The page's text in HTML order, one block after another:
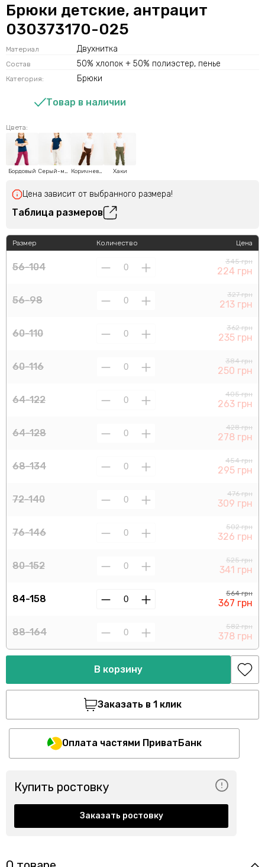
Брюки детские, антрацит
030373170-025
Материал Двухнитка
Состав 50% хлопок + 50% полиэстер, пенье
Категория: Брюки
Товар в наличии
Цвета:
Бордовый Серый-меланж Коричневый Хаки
Цена зависит от выбранного размера!
Таблица размеров
Размер
56-104
56-98
60-110
60-116
64-122
64-128
68-134
72-140
76-146
80-152
84-158
88-164
Количество Цена
345 грн
224 грн
327 грн
213 грн
362 грн
235 грн
384 грн
250 грн
405 грн
263 грн
428 грн
278 грн
454 грн
295 грн
476 грн
309 грн
502 грн
326 грн
525 грн
341 грн
564 грн
367 грн
582 грн
378 грн
В корзину
Заказать в 1 клик
Оплата частями ПриватБанк
Купить ростовку
Заказать ростовку